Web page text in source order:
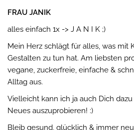
FRAU JANIK
alles einfach 1x -> J A N I K ;)
Mein Herz schlägt für alles, was mit
Gestalten zu tun hat. Am liebsten
vegane, zuckerfreie, einfache &
Alltag aus.
Vielleicht kann ich ja auch Dich
Neues auszuprobieren! :)
Bleib gesund, glücklich & immer